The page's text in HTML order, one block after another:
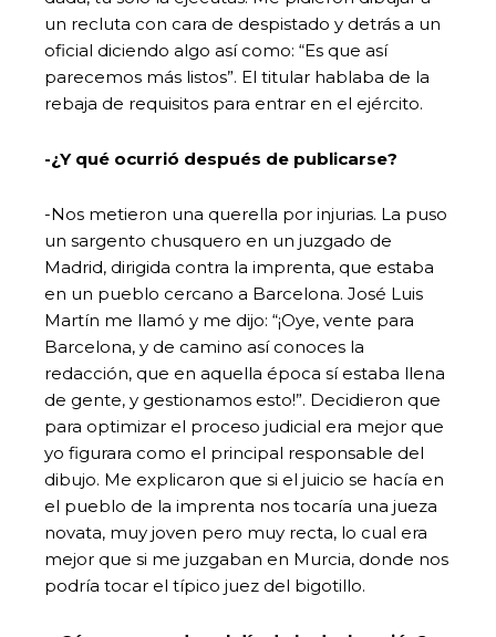
un recluta con cara de despistado y detrás a un
oficial diciendo algo así como: “Es que así
parecemos más listos”. El titular hablaba de la
rebaja de requisitos para entrar en el ejército.
-¿Y qué ocurrió después de publicarse?
-Nos metieron una querella por injurias. La puso
un sargento chusquero en un juzgado de
Madrid, dirigida contra la imprenta, que estaba
en un pueblo cercano a Barcelona. José Luis
Martín me llamó y me dijo: “¡Oye, vente para
Barcelona, y de camino así conoces la
redacción, que en aquella época sí estaba llena
de gente, y gestionamos esto!”. Decidieron que
para optimizar el proceso judicial era mejor que
yo figurara como el principal responsable del
dibujo. Me explicaron que si el juicio se hacía en
el pueblo de la imprenta nos tocaría una jueza
novata, muy joven pero muy recta, lo cual era
mejor que si me juzgaban en Murcia, donde nos
podría tocar el típico juez del bigotillo.